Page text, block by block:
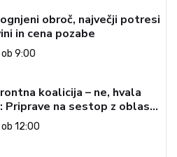
obroč, največji potresi
in cena pozabe
9:00
koalicija – ne, hvala
Priprave na sestop z oblasti
opozicija 6: Gramsci na delu:
in revolucionarna
12:00